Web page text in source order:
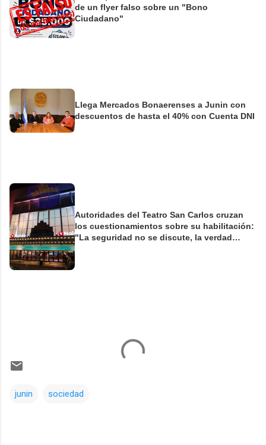
de un flyer falso sobre un "Bono
Ciudadano"
Llega Mercados Bonaerenses a Junin con
descuentos de hasta el 40% con Cuenta DNI
Autoridades del Teatro San Carlos cruzan
los cuestionamientos sobre su habilitación:
"La seguridad no se discute, la verdad
junin sociedad